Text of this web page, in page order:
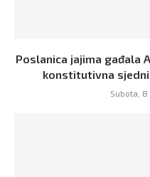
Poslanica jajima gađala
konstitutivna
Subota, 8